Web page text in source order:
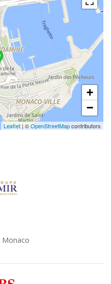
+
−
Leaflet| ©OpenStreetMapcontributors
Monaco